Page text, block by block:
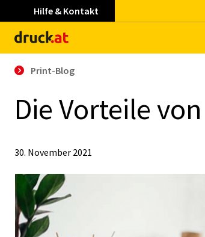
Hilfe & Kontakt
Print-Blog
Die Vor­tei­le
30. November 2021